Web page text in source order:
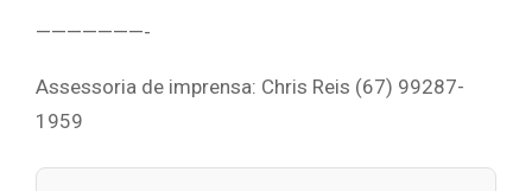
———————-
Assessoria de imprensa: Chris Reis (67) 99287-
1959